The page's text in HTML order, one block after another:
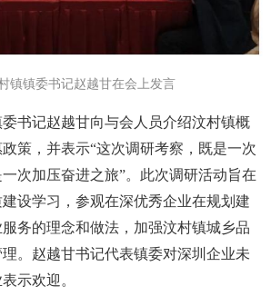
镇镇委书记赵越甘在会上发言
委书记赵越甘向与会人员介绍汶村镇概
策，并表示“这次调研考察，既是一次
次加压奋进之旅”。此次调研活动旨在
设学习，参观在深优秀企业在规划建
务的理念和做法，加强汶村镇城乡品
。赵越甘书记代表镇委对深圳企业未
示欢迎。